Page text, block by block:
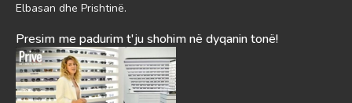
Elbasan dhe Prishtinë.
Presim me padurim t'ju shohim në dyqanin tonë!